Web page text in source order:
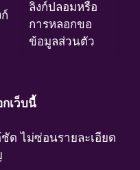
ลิงก์ปลอมหรือ
การหลอกขอ
ข้อมูลส่วนตัว
กเว็บนี้
ด ไม่ซ่อนรายละเอียด